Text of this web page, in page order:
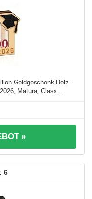
Geldgeschenk Holz -
Matura, Class ...
»
6